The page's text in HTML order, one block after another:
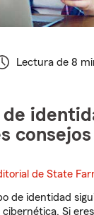
Lectura de 8
de
consejos
de State
de identidad
Si